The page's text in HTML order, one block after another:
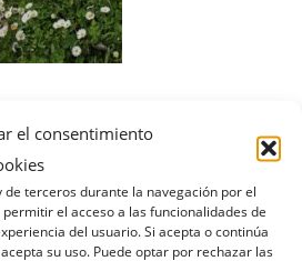
el consentimiento
terceros durante la navegación por el
el acceso a las funcionalidades de
del usuario. Si acepta o continúa
su uso. Puede optar por rechazar las
unos 64 km con
de desnivel y el
km con 170 metros